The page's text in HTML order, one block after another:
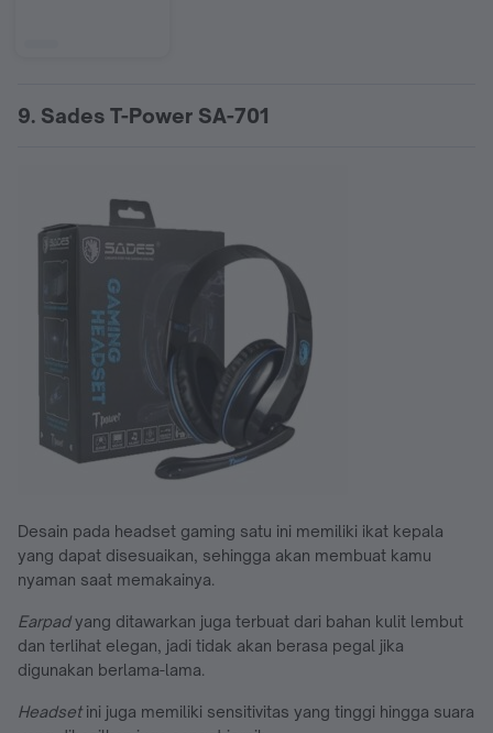
9. Sades T-Power SA-701
Desain pada headset gaming satu ini memiliki ikat kepala
yang dapat disesuaikan, sehingga akan membuat kamu
nyaman saat memakainya.
Earpadyang ditawarkan juga terbuat dari bahan kulit lembut
dan terlihat elegan, jadi tidak akan berasa pegal jika
digunakan berlama-lama.
Headsetini juga memiliki sensitivitas yang tinggi hingga suara